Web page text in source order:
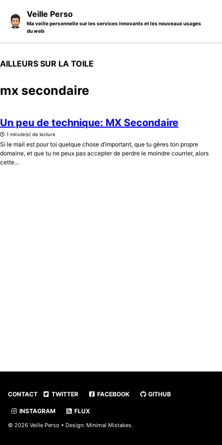
Veille Perso
Ma veille personnelle sur les services innovants et les nouveaux usages
du web
AILLEURS SUR LA TOILE
mx secondaire
Un peu de technique: MX Secondaire
1 minute(s) de lecture
Si le mail est pour toi quelque chose d’important, que tu gères ton propre
domaine, et que tu ne peux pas accepter de perdre le moindre courrier, alors
cette...
CONTACT TWITTER FACEBOOK GITHUB
INSTAGRAM FLUX
© 2026 Veille Perso • Design: Minimal Mistakes.